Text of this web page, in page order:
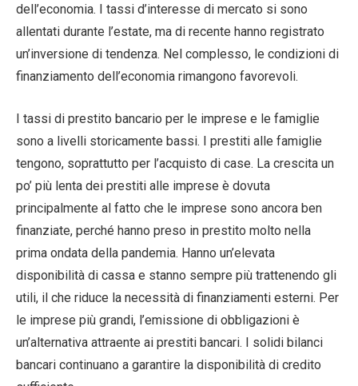
dell’economia. I tassi d’interesse di mercato si sono
allentati durante l’estate, ma di recente hanno registrato
un’inversione di tendenza. Nel complesso, le condizioni di
finanziamento dell’economia rimangono favorevoli.
I tassi di prestito bancario per le imprese e le famiglie
sono a livelli storicamente bassi. I prestiti alle famiglie
tengono, soprattutto per l’acquisto di case. La crescita un
po’ più lenta dei prestiti alle imprese è dovuta
principalmente al fatto che le imprese sono ancora ben
finanziate, perché hanno preso in prestito molto nella
prima ondata della pandemia. Hanno un’elevata
disponibilità di cassa e stanno sempre più trattenendo gli
utili, il che riduce la necessità di finanziamenti esterni. Per
le imprese più grandi, l’emissione di obbligazioni è
un’alternativa attraente ai prestiti bancari. I solidi bilanci
bancari continuano a garantire la disponibilità di credito